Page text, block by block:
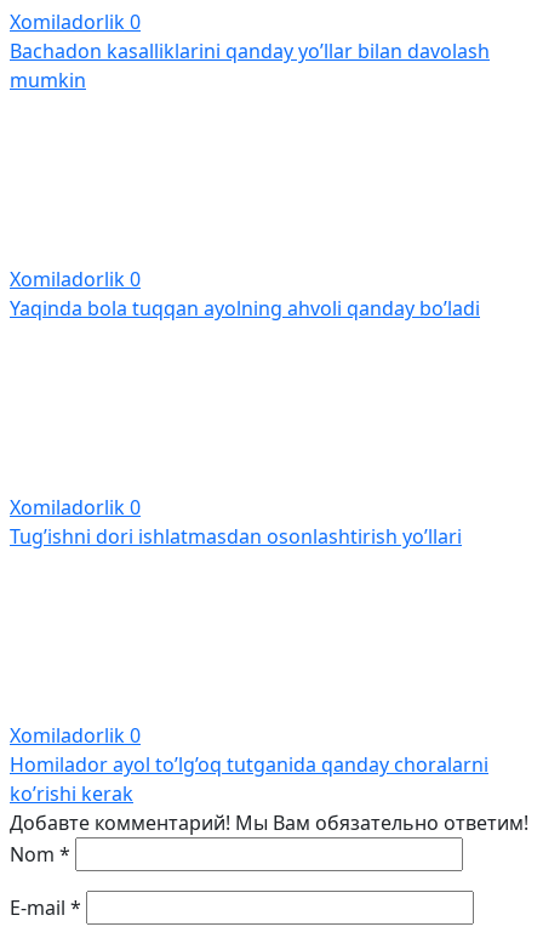
Xomiladorlik0
Bachadon kasalliklarini qanday yo’llar bilan davolash
mumkin
Xomiladorlik0
Yaqinda bola tuqqan ayolning ahvoli qanday bo’ladi
Xomiladorlik0
Tug’ishni dori ishlatmasdan osonlashtirish yo’llari
Xomiladorlik0
Homilador ayol to’lg’oq tutganida qanday choralarni
ko’rishi kerak
Добавте комментарий! Мы Вам обязательно ответим!
Nom *
E-mail *